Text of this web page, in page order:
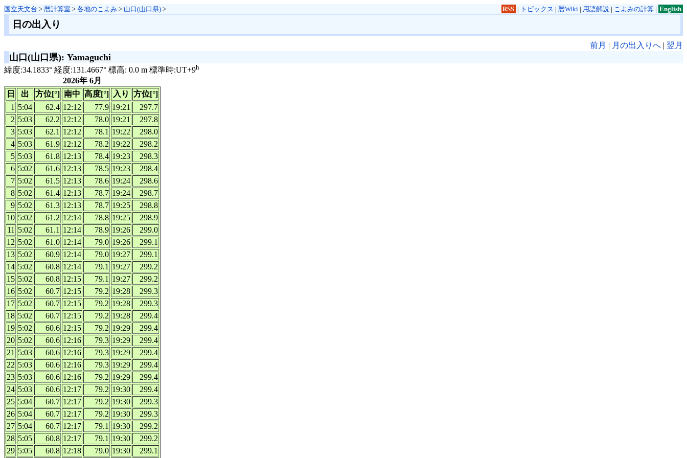
国立天文台 > 暦計算室 > 各地のこよみ > 山口(山口県) > RSS | トピックス | 暦Wiki| 用語解説| こよみの計算| English
日の出入り
前月 | 月の出入りへ | 翌月
山口(山口県): Yamaguchi
緯度:34.1833° 経度:131.4667° 標高: 0.0 m 標準時:UT+9h
2026年 6月
日
出 方位[°] 南中 高度[°] 入り
方位[°]
1 5:04 62.4 12:12 77.9 19:21
297.7
2 5:03 62.2 12:12 78.0 19:21
297.8
3 5:03 62.1 12:12 78.1 19:22
298.0
4 5:03 61.9 12:12 78.2 19:22
298.2
5 5:03 61.8 12:13 78.4 19:23
298.3
6 5:02 61.6 12:13 78.5 19:23
298.4
7 5:02 61.5 12:13 78.6 19:24
298.6
8 5:02 61.4 12:13 78.7 19:24
298.7
9 5:02 61.3 12:13 78.7 19:25
298.8
10 5:02 61.2 12:14 78.8 19:25
298.9
11 5:02 61.1 12:14 78.9 19:26
299.0
12 5:02 61.0 12:14 79.0 19:26
299.1
13 5:02 60.9 12:14 79.0 19:27
299.1
14 5:02 60.8 12:14 79.1 19:27
299.2
15 5:02 60.8 12:15 79.1 19:27
299.2
16 5:02 60.7 12:15 79.2 19:28
299.3
17 5:02 60.7 12:15 79.2 19:28
299.3
18 5:02 60.7 12:15 79.2 19:28
299.4
19 5:02 60.6 12:15 79.2 19:29
299.4
20 5:02 60.6 12:16 79.3 19:29
299.4
21 5:03 60.6 12:16 79.3 19:29
299.4
22 5:03 60.6 12:16 79.3 19:29
299.4
23 5:03 60.6 12:16 79.2 19:29
299.4
24 5:03 60.6 12:17 79.2 19:30
299.4
25 5:04 60.7 12:17 79.2 19:30
299.3
26 5:04 60.7 12:17 79.2 19:30
299.3
27 5:04 60.7 12:17 79.1 19:30
299.2
28 5:05 60.8 12:17 79.1 19:30
299.2
29 5:05 60.8 12:18 79.0 19:30 299.1